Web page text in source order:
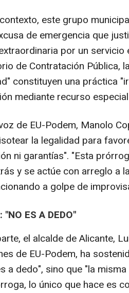
este grupo
de emergencia que
por un servicio
de Contratación Pública,
constituyen una práctica
mediante recurso
de EU-Podem, Manolo
la legalidad para
ni garantías". "Esta
y se actúe con arreglo a
a golpe de
"NO ES A DEDO"
el alcalde de Alicante,
de EU-Podem, ha
a dedo", sino que "la
lo único que hace es